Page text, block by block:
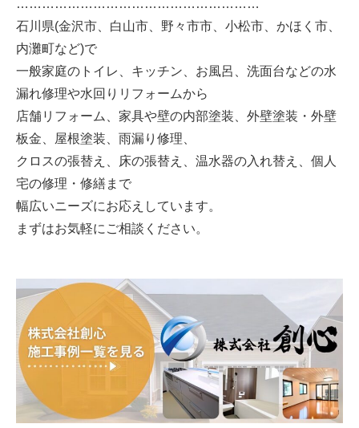
…………………………………………………
石川県(金沢市、白山市、野々市市、小松市、かほく市、
内灘町など)で
一般家庭のトイレ、キッチン、お風呂、洗面台などの水
漏れ修理や水回りリフォームから
店舗リフォーム、 家具や壁の内部塗装、外壁塗装・外壁
板金、屋根塗装、雨漏り修理、
クロスの張替え、床の張替え、 温水器の入れ替え、個人
宅の修理・修繕まで
幅広いニーズにお応えしています。
まずはお気軽にご相談ください。